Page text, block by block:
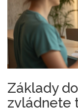
Základy
zvládnete